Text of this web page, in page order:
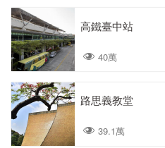
高鐵臺中站
40萬
路思義教堂
39.1萬